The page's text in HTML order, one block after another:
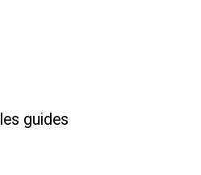
les guides